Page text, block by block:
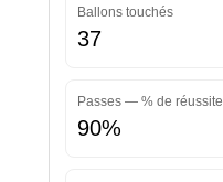
Ballons touchés
37
Passes — % de réussite
90%